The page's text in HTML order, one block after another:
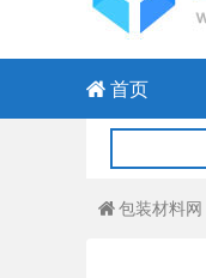
 首页
 包装材料网